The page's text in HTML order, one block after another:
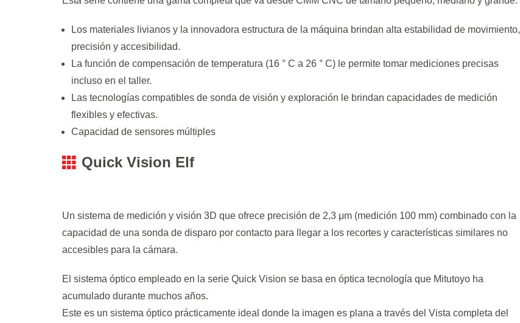
Los materiales livianos y la innovadora estructura de la máquina brindan alta estabilidad de movimiento,
precisión y accesibilidad.
La función de compensación de temperatura (16 ° C a 26 ° C) le permite tomar mediciones precisas
incluso en el taller.
Las tecnologías compatibles de sonda de visión y exploración le brindan capacidades de medición
flexibles y efectivas.
Capacidad de sensores múltiples
Quick Vision Elf
Un sistema de medición y visión 3D que ofrece precisión de 2,3 μm (medición 100 mm) combinado con la
capacidad de una sonda de disparo por contacto para llegar a los recortes y características similares no
accesibles para la cámara.
El sistema óptico empleado en la serie Quick Vision se basa en óptica tecnología que Mitutoyo ha
acumulado durante muchos años.
Este es un sistema óptico prácticamente ideal donde la imagen es plana a través del Vista completa del